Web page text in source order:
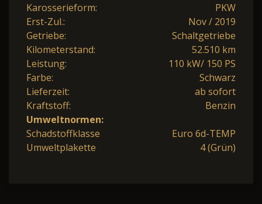
Karosserieform:
PKW
Erst-Zul.:
Nov / 2019
Getriebe:
Schaltgetriebe
Kilometerstand:
52.510 km
Leistung:
110 kW/ 150 PS
Farbe:
Schwarz
Lieferzeit:
ab sofort
Kraftstoff:
Benzin
Umweltnormen:
Schadstoffklasse
Euro 6d-TEMP
Umweltplakette
4 (Grün)